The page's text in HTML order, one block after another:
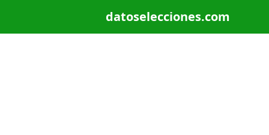
datoselecciones.com